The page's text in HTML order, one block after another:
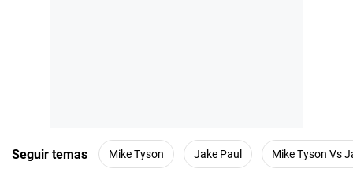
Seguir temas Mike Tyson Jake Paul Mike Tyson Vs